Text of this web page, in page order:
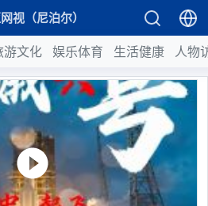
视（尼泊尔）
游文化 娱乐体育 生活健康 人物